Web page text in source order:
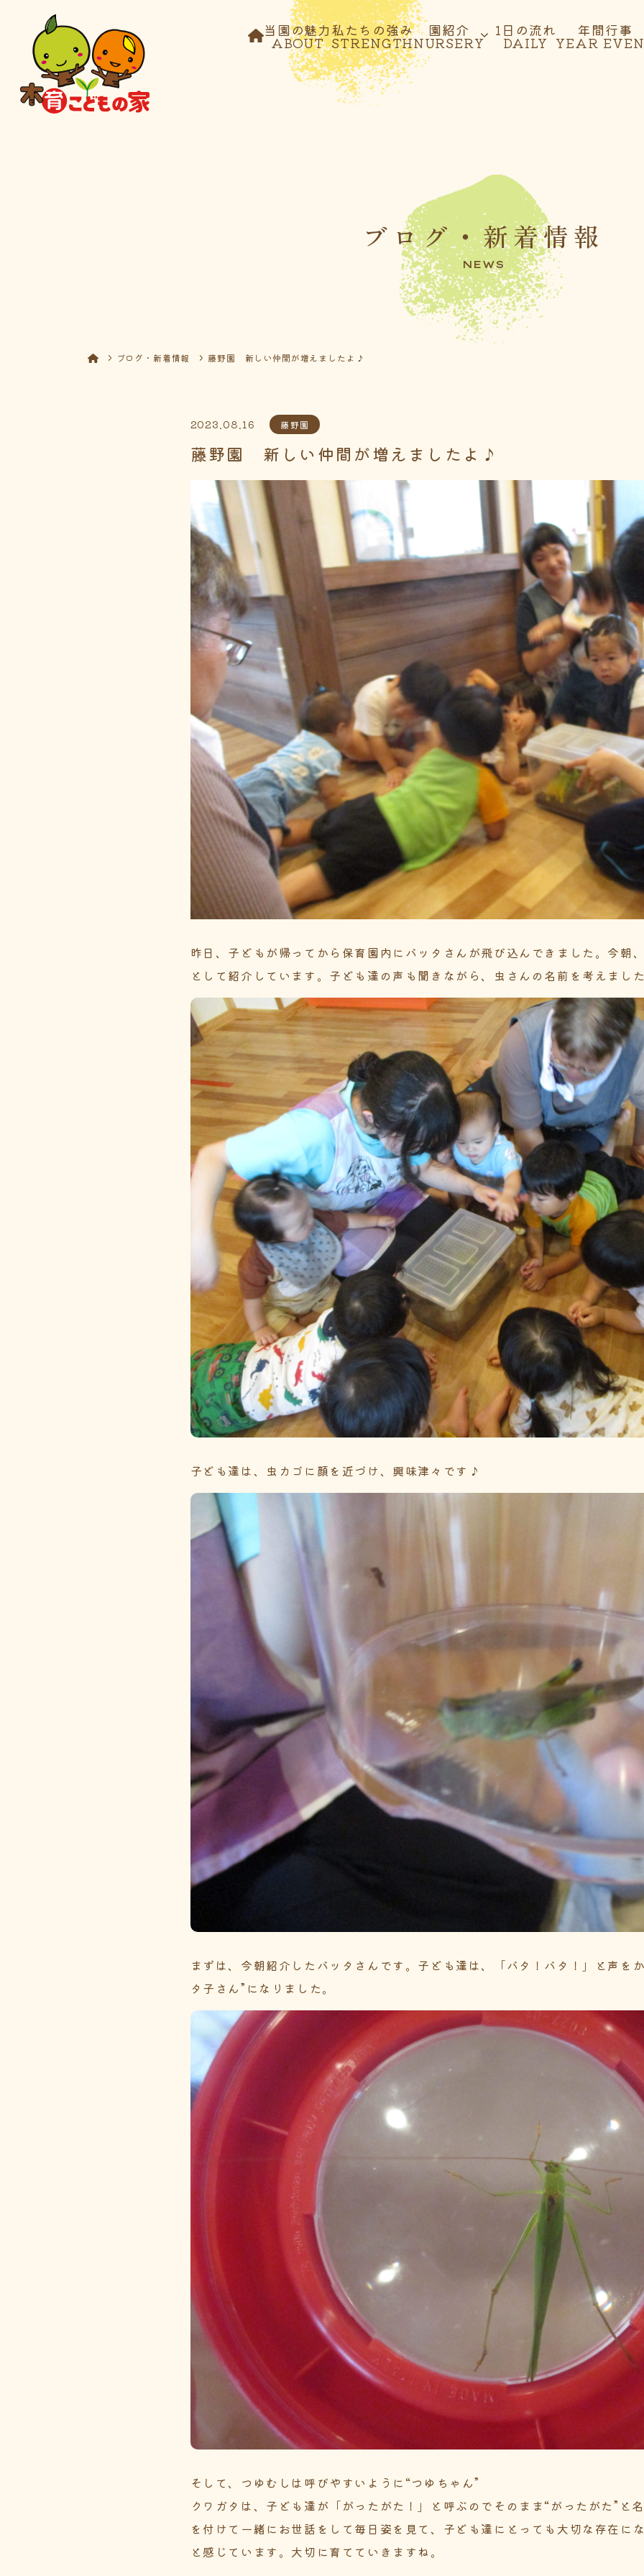
当園の魅力
ABOUT
私たちの強み
STRENGTH
園紹介
NURSERY
1日の流れ
DAILY
年間行事
YEAR
ブログ・新着情報
NEWS
ブログ・新着情報 藤野園 新しい仲間が増えましたよ♪
2023.08.16 藤野園
藤野園 新しい仲間が増えましたよ♪
昨日、子どもが帰ってから保育園内にバッタさんが飛び込んできました。今朝
として紹介しています。子ども達の声も聞きながら、虫さんの名前を考えまし
子ども達は、虫カゴに顔を近づけ、興味津々です♪
まずは、今朝紹介したバッタさんです。子ども達は、「バタ！バタ！」と声を
タ子さん”になりました。
そして、つゆむしは呼びやすいように“つゆちゃん”
クワガタは、子ども達が「がったがた！」と呼ぶのでそのまま“がったがた”と
を付けて一緒にお世話をして毎日姿を見て、子ども達にとっても大切な存在に
と感じています。大切に育てていきますね。